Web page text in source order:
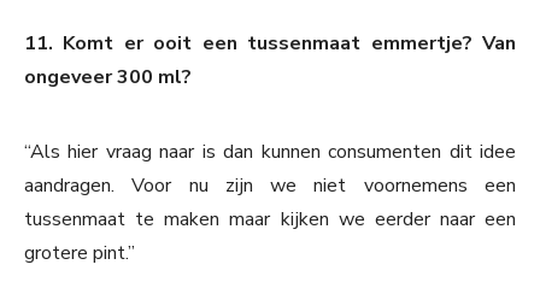
11. Komt er ooit een tussenmaat emmertje? Van
ongeveer 300 ml?
“Als hier vraag naar is dan kunnen consumenten dit idee
aandragen. Voor nu zijn we niet voornemens een
tussenmaat te maken maar kijken we eerder naar een
grotere pint.”